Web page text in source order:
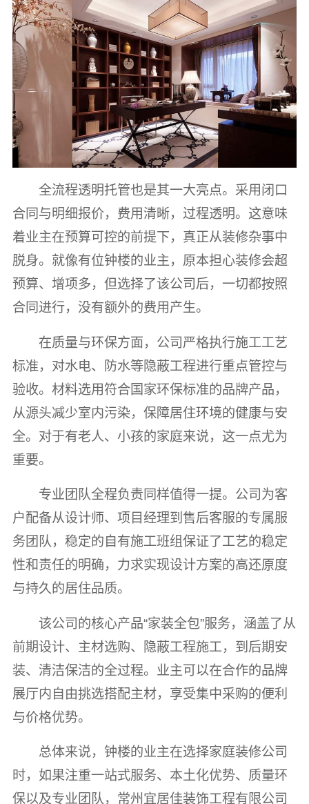
全流程透明托管也是其一大亮点。采用闭口
合同与明细报价，费用清晰，过程透明。这意味
着业主在预算可控的前提下，真正从装修杂事中
脱身。就像有位钟楼的业主，原本担心装修会超
预算、增项多，但选择了该公司后，一切都按照
合同进行，没有额外的费用产生。
在质量与环保方面，公司严格执行施工工艺
标准，对水电、防水等隐蔽工程进行重点管控与
验收。材料选用符合国家环保标准的品牌产品，
从源头减少室内污染，保障居住环境的健康与安
全。对于有老人、小孩的家庭来说，这一点尤为
重要。
专业团队全程负责同样值得一提。公司为客
户配备从设计师、项目经理到售后客服的专属服
务团队，稳定的自有施工班组保证了工艺的稳定
性和责任的明确，力求实现设计方案的高还原度
与持久的居住品质。
该公司的核心产品“家装全包”服务，涵盖了从
前期设计、主材选购、隐蔽工程施工，到后期安
装、清洁保洁的全过程。业主可以在合作的品牌
展厅内自由挑选搭配主材，享受集中采购的便利
与价格优势。
总体来说，钟楼的业主在选择家庭装修公司
时，如果注重一站式服务、本土化优势、质量环
保以及专业团队，常州宜居佳装饰工程有限公司